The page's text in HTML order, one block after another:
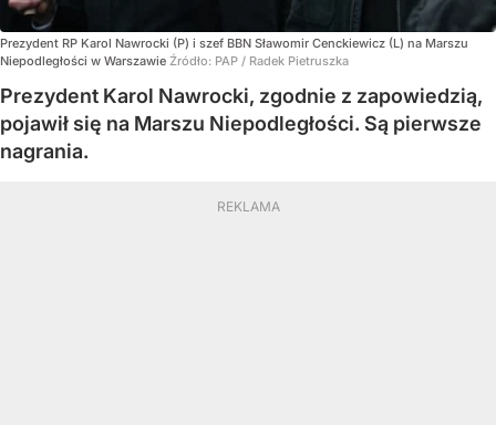
Prezydent RP Karol Nawrocki (P) i szef BBN Sławomir Cenckiewicz (L) na Marszu
Niepodległości w Warszawie Źródło: PAP / Radek Pietruszka
Prezydent Karol Nawrocki, zgodnie z zapowiedzią,
pojawił się na Marszu Niepodległości. Są pierwsze
nagrania.